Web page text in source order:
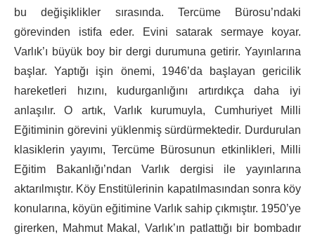
bu değişiklikler sırasında. Tercüme Bürosu’ndaki
görevinden istifa eder. Evini satarak sermaye koyar.
Varlık’ı büyük boy bir dergi durumuna getirir. Yayınlarına
başlar. Yaptığı işin önemi, 1946’da başlayan gericilik
hareketleri hızını, kudurganlığını artırdıkça daha iyi
anlaşılır. O artık, Varlık kurumuyla, Cumhuriyet Milli
Eğitiminin görevini yüklenmiş sürdürmektedir. Durdurulan
klasiklerin yayımı, Tercüme Bürosunun etkinlikleri, Milli
Eğitim Bakanlığı’ndan Varlık dergisi ile yayınlarına
aktarılmıştır. Köy Enstitülerinin kapatılmasından sonra köy
konularına, köyün eğitimine Varlık sahip çıkmıştır. 1950’ye
girerken, Mahmut Makal, Varlık’ın patlattığı bir bombadır